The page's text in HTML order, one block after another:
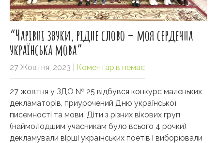
“Чарівні звуки, рідне слово – моя сердечна
українська мова”
27 Жовтня, 2023 Коментарів немає
27 жовтня у ЗДО № 25 відбувся конкурс маленьких
декламаторів, приурочений Дню української
писемності та мови. Діти з різних вікових груп
(наймолодшим учасникам було всього 4 рочки)
декламували вірші українських поетів і виборювали